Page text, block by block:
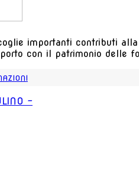
importanti contributi
con il patrimonio delle
-